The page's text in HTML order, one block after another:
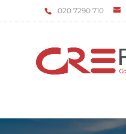
‌020 7290 710